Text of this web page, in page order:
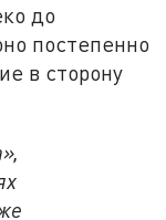
до
постепенно
в сторону